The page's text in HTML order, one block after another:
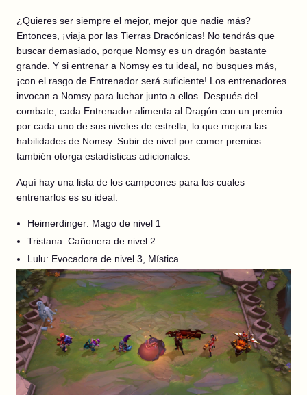
¿Quieres ser siempre el mejor, mejor que nadie más?
Entonces, ¡viaja por las Tierras Dracónicas! No tendrás que
buscar demasiado, porque Nomsy es un dragón bastante
grande. Y si entrenar a Nomsy es tu ideal, no busques más,
¡con el rasgo de Entrenador será suficiente! Los entrenadores
invocan a Nomsy para luchar junto a ellos. Después del
combate, cada Entrenador alimenta al Dragón con un premio
por cada uno de sus niveles de estrella, lo que mejora las
habilidades de Nomsy. Subir de nivel por comer premios
también otorga estadísticas adicionales.
Aquí hay una lista de los campeones para los cuales
entrenarlos es su ideal:
Heimerdinger: Mago de nivel 1
Tristana: Cañonera de nivel 2
Lulu: Evocadora de nivel 3, Mística